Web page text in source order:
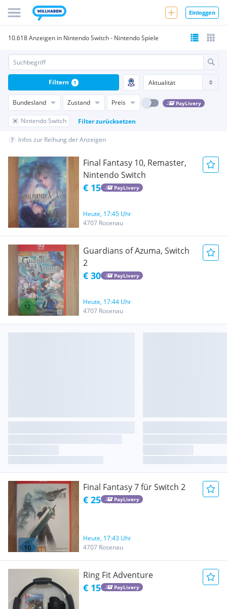
Einloggen
10.618 Anzeigen in Nintendo Switch - Nintendo Spiele
Bundesland Zustand Preis PayLivery
Nintendo Switch Filter zurücksetzen
Filtern 1
Infos zur Reihung der Anzeigen
Final Fantasy 10, Remaster,
Nintendo Switch
€ 15 PayLivery
Heute, 17:45 Uhr
4707 Rosenau
Guardians of Azuma, Switch
2
€ 30 PayLivery
Heute, 17:44 Uhr
4707 Rosenau
Final Fantasy 7 für Switch 2
€ 25 PayLivery
Heute, 17:43 Uhr
4707 Rosenau
Ring Fit Adventure
€ 15 PayLivery